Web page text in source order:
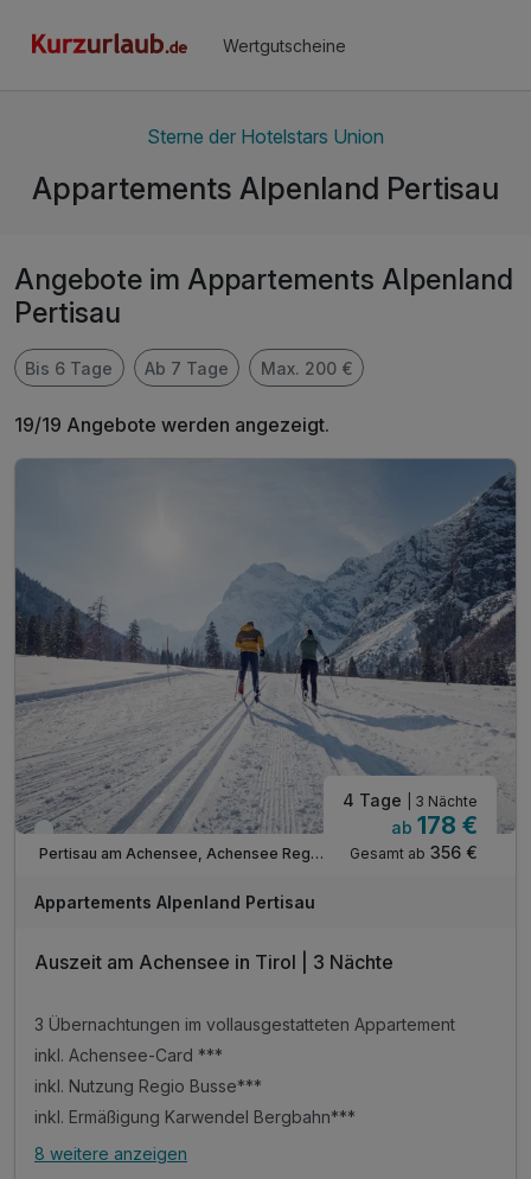
Wertgutscheine
Sterne der Hotelstars Union
Appartements Alpenland Pertisau
Angebote im Appartements Alpenland
Pertisau
Bis 6 Tage Ab 7 Tage Max. 200 €
19/19 Angebote werden angezeigt.
Viele Termine frei
Pertisau am Achensee, Achensee Region
4 Tage | 3 Nächte
ab 178 €
Gesamt ab 356 €
Appartements Alpenland Pertisau
Auszeit am Achensee in Tirol | 3 Nächte
3 Übernachtungen im vollausgestatteten Appartement
inkl. Achensee-Card ***
inkl. Nutzung Regio Busse***
inkl. Ermäßigung Karwendel Bergbahn***
Alle Inklusivleistungen
8 weitere anzeigen